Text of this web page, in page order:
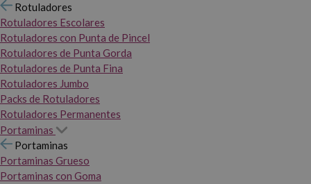
Rotuladores
Rotuladores Escolares
Rotuladores con Punta de Pincel
Rotuladores de Punta Gorda
Rotuladores de Punta Fina
Rotuladores Jumbo
Packs de Rotuladores
Rotuladores Permanentes
Portaminas
Portaminas
Portaminas Grueso
Portaminas con Goma